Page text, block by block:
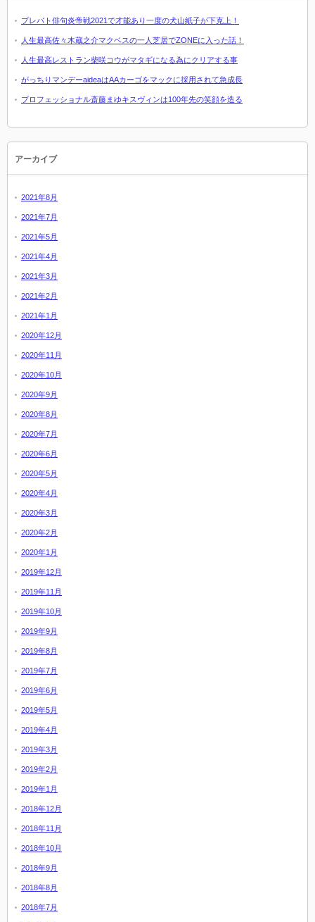
プレバト俳句炎帝戦2021で才能あり一度の犬山紙子が下克上！
人生最高佐々木蔵之介マクベスの一人芝居でZONEに入った話！
人生最高レストラン柴咲コウがマタギになる為にクリアする事
がっちりマンデーaideaはAAカーゴをマックに採用されて急成長
プロフェッショナル斎藤まゆキスヴィンは100年先の笑顔を造る
アーカイブ
2021年8月
2021年7月
2021年5月
2021年4月
2021年3月
2021年2月
2021年1月
2020年12月
2020年11月
2020年10月
2020年9月
2020年8月
2020年7月
2020年6月
2020年5月
2020年4月
2020年3月
2020年2月
2020年1月
2019年12月
2019年11月
2019年10月
2019年9月
2019年8月
2019年7月
2019年6月
2019年5月
2019年4月
2019年3月
2019年2月
2019年1月
2018年12月
2018年11月
2018年10月
2018年9月
2018年8月
2018年7月